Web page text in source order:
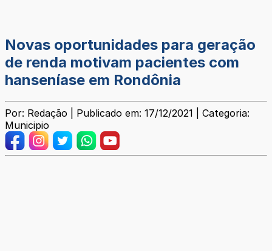
Novas oportunidades para geração
de renda motivam pacientes com
hanseníase em Rondônia
Por: Redação | Publicado em: 17/12/2021 | Categoria:
Municipio